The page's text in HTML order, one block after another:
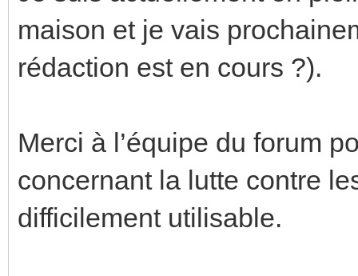
maison et je vais
rédaction est en cours ?).
Merci à l’équipe du forum
concernant la lutte contre
difficilement utilisable.